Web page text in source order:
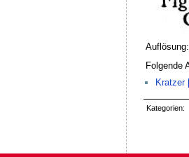
Folgende
Kratzer
Kategorien: